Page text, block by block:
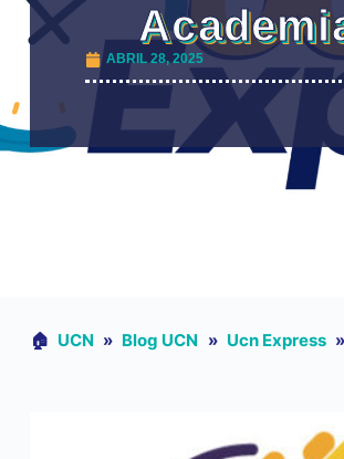
ABRIL 28, 2025
🏠︎ UCN » Blog UCN » Ucn Express